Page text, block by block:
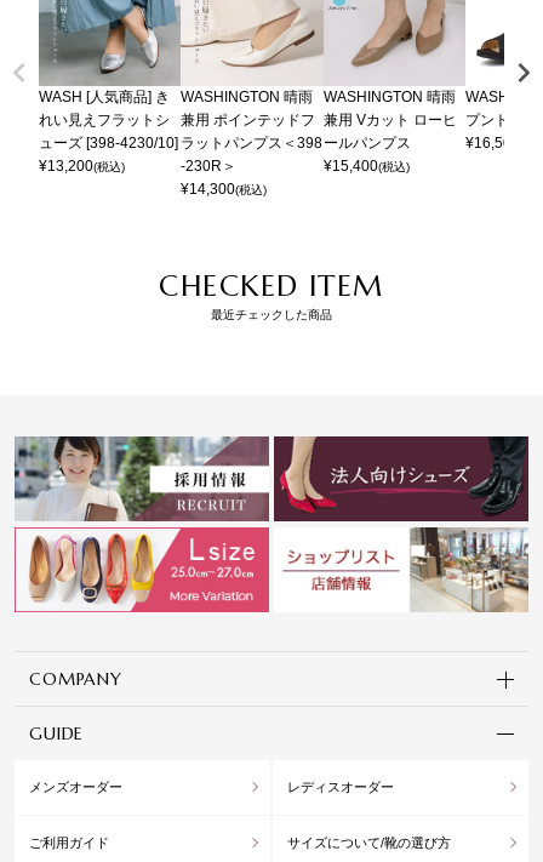
WASH [人気商品] き
れい見えフラットシ
ューズ [398-4230/10]
¥13,200(税込)
WASHINGTON 晴雨
兼用 ポインテッドフ
ラットパンプス＜398
-230R＞
¥14,300(税込)
WASHINGTON 晴雨
兼用 Vカット ローヒ
ールパンプス
¥15,400(税込)
プントゥパ
¥16,500
CHECKED ITEM
最近チェックした商品
COMPANY
GUIDE
メンズオーダー レディスオーダー
ご利用ガイド サイズについて/靴の選び方